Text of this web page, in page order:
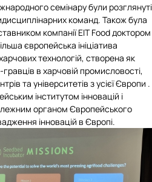
семінару були розглянуті
команд. Також була
компанії EIT Food доктором
європейська ініціатива
технологій, створена як
в харчовій промисловості,
та університетів з усієї Європи .
інститутом інновацій і
органом Європейського
інновацій в Європі.